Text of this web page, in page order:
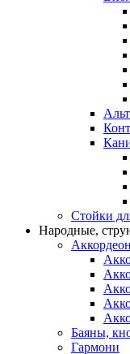
Стойки
Народные,
Баяны,
Гармони